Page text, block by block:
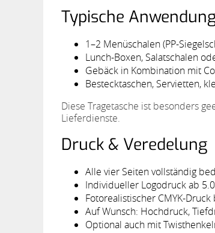
Typische
1–2 Menüschalen (PP-
Lunch-Boxen, Salatschalen
Gebäck in Kombination mit
Bestecktaschen, Servietten,
Diese Tragetasche ist besonders
Lieferdienste.
Druck & Veredelung
Alle vier Seiten vollständig
Individueller Logodruck ab
Fotorealistischer CMYK-
Auf Wunsch: Hochdruck,
Optional auch mit